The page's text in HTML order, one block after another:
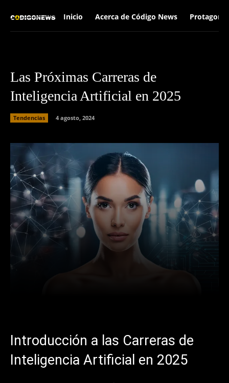
Inicio Acerca de Código News
Las Próximas Carreras de
Inteligencia Artificial en 2025
Tendencias 4 agosto, 2024
Introducción a las Carreras de
Inteligencia Artificial en 2025